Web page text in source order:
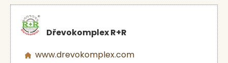
Dřevokomplex R+R
www.drevokomplex.com